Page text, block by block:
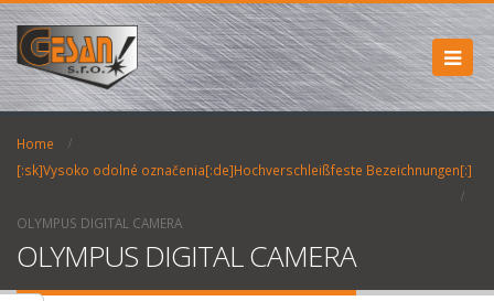
Home
[:sk]Vysoko odolné označenia[:de]Hochverschleißfeste Bezeichnungen[:]
OLYMPUS DIGITAL CAMERA
OLYMPUS DIGITAL CAMERA